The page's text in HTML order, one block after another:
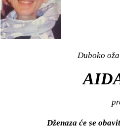
Duboko
Dženaza će se